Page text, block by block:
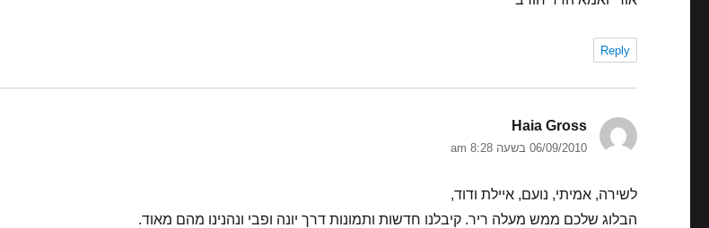
Reply
Haia Gross
06/09/2010 בשעה 8:28 am
לשירה, אמיתי, נועם, איילת ודוד,
הבלוג שלכם ממש מעלה ריר. קיבלנו חדשות ותמונות דרך יונה ופבי ונהנינו מהם מאוד.